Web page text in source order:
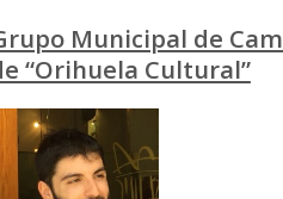
Municipal de
“Orihuela Cultural”